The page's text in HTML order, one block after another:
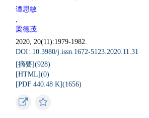
谭思敏
,
梁德茂
2020, 20(11):1979-1982.
DOI: 10.3980/j.issn.1672-5123.2020.11.31
[摘要](928)
[HTML](0)
[PDF 440.48 K](1656)